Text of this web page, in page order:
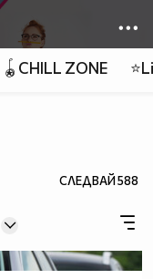
🪀CHILL ZONE
СЛЕДВАЙ588